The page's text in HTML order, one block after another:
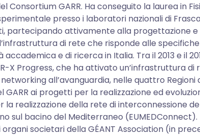
Consortium GARR. Ha conseguito la laurea in
presso i laboratori nazionali di
partecipando attivamente alla progettazione e
di rete che risponde alle
e di ricerca in Italia. Tra il 2013 e il
X Progress, che ha attivato un’infrastruttura
all’avanguardia, nelle quattro Regioni
ai progetti per la realizzazione ed
la realizzazione della rete di interconnessione
sul bacino del Mediterraneo
societari della GÉANT Association (in